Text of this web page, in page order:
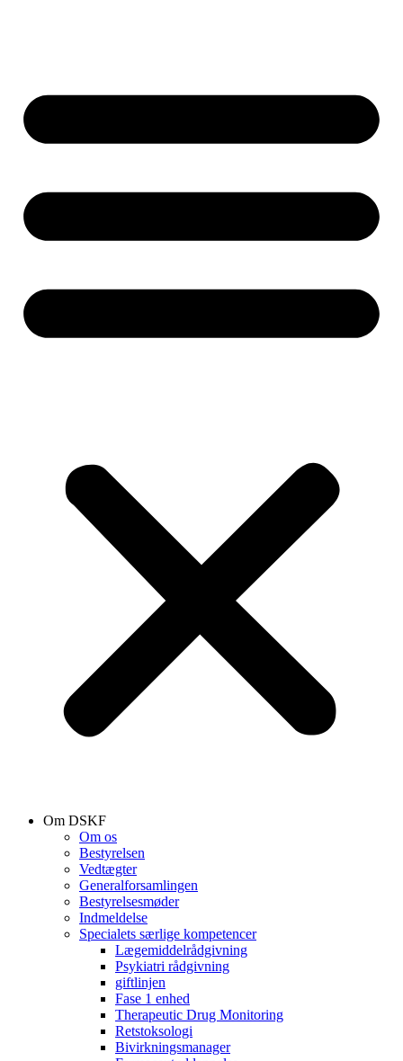
Om DSKF
Om os
Bestyrelsen
Vedtægter
Generalforsamlingen
Bestyrelsesmøder
Indmeldelse
Specialets særlige kompetencer
Lægemiddelrådgivning
Psykiatri rådgivning
giftlinjen
Fase 1 enhed
Therapeutic Drug Monitoring
Retstoksologi
Bivirkningsmanager